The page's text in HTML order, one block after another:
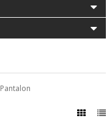
Pantalon